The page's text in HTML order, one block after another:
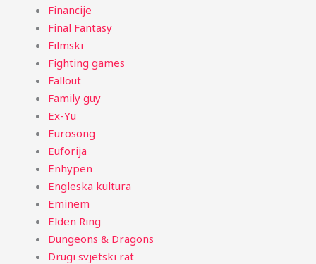
Financije
Final Fantasy
Filmski
Fighting games
Fallout
Family guy
Ex-Yu
Eurosong
Euforija
Enhypen
Engleska kultura
Eminem
Elden Ring
Dungeons & Dragons
Drugi svjetski rat